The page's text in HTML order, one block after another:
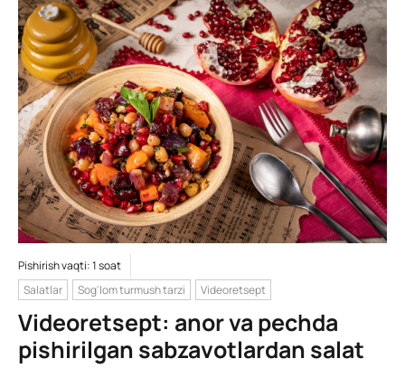
Pishirish vaqti: 1 soat
Salatlar
Sog'lom turmush tarzi Videoretsept
Videoretsept: anor va pechda
pishirilgan sabzavotlardan salat